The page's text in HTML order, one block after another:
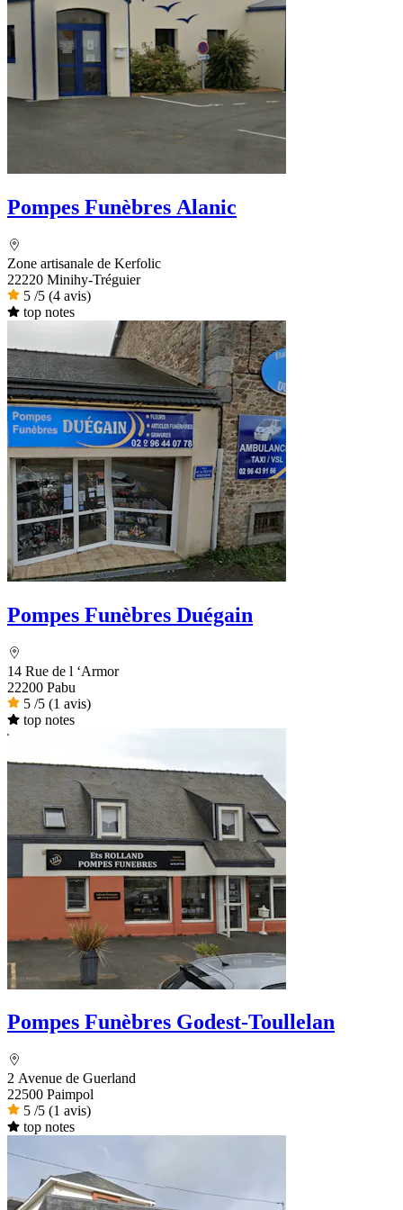
Pompes Funèbres Alanic
Zone artisanale de Kerfolic
22220 Minihy-Tréguier
5 /5 (4 avis)
top notes
Pompes Funèbres Duégain
14 Rue de l ‘Armor
22200 Pabu
5 /5 (1 avis)
top notes
Pompes Funèbres Godest-Toullelan
2 Avenue de Guerland
22500 Paimpol
5 /5 (1 avis)
top notes